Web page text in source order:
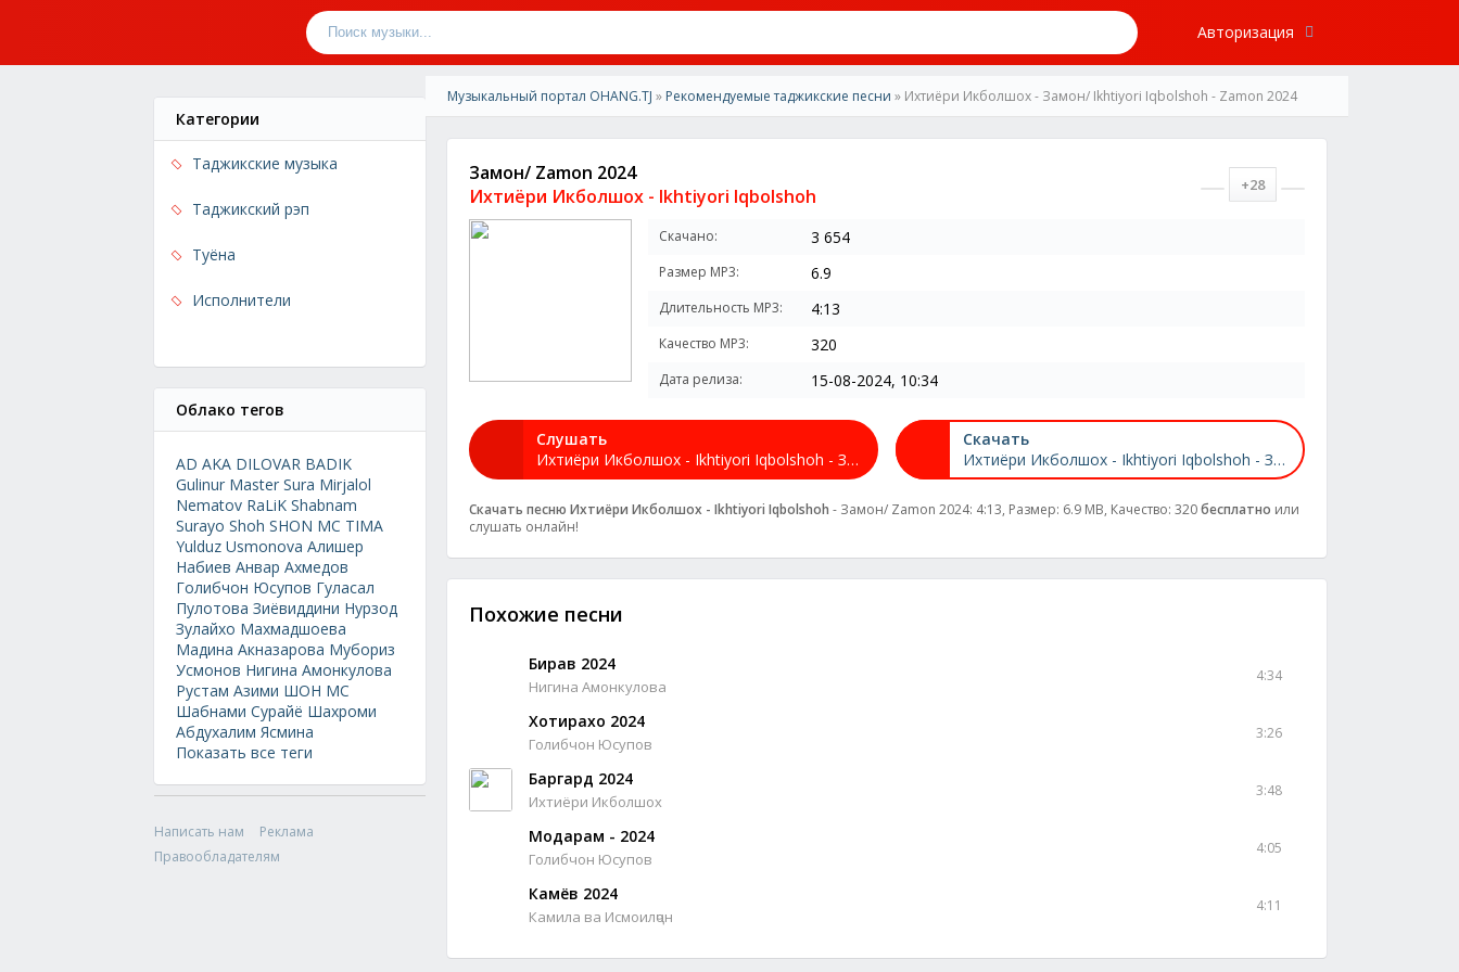
Авторизация
Категории
Таджикские музыка
Таджикский рэп
Туёна
Исполнители
Облако тегов
AD AKA DILOVAR BADIK
Gulinur Master Sura Mirjalol
Nematov RaLiK Shabnam
Surayo Shoh SHON MC TIMA
Yulduz Usmonova Алишер
Набиев Анвар Ахмедов
Голибчон Юсупов Гуласал
Пулотова Зиёвиддини Нурзод
Зулайхо Махмадшоева
Мадина Акназарова Мубориз
Усмонов Нигина Амонкулова
Рустам Азими ШОН МС
Шабнами Сурайё Шахроми
Абдухалим Ясмина
Показать все теги
Написать нам
Реклама
Правообладателям
Музыкальный портал OHANG.TJ » Рекомендуемые таджикские песни » Ихтиёри Икболшох - Замон/ Ikhtiyori Iqbolshoh - Zamon 2024
Замон/ Zamon 2024
Ихтиёри Икболшох - Ikhtiyori Iqbolshoh
+28
Скачано: 3 654
Размер MP3: 6.9
Длительность MP3: 4:13
Качество MP3: 320
Дата релиза: 15-08-2024, 10:34
Слушать
Ихтиёри Икболшох - Ikhtiyori Iqbolshoh - Замон/ Zamon 2024
Скачать
Ихтиёри Икболшох - Ikhtiyori Iqbolshoh - Замон/ Zamon 2024
Скачать песню Ихтиёри Икболшох - Ikhtiyori Iqbolshoh - Замон/ Zamon 2024: 4:13, Размер: 6.9 MB, Качество: 320бесплатно или
слушать онлайн!
Похожие песни
Бирав 2024
Нигина Амонкулова
4:34
Хотирахо 2024
Голибчон Юсупов
3:26
Баргард 2024
Ихтиёри Икболшох
3:48
Модарам - 2024
Голибчон Юсупов
4:05
Камёв 2024
Камила ва Исмоилҷон
4:11